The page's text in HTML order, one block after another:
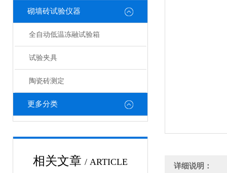
砌墙砖试验仪器
全自动低温冻融试验箱
试验夹具
陶瓷砖测定
更多分类
相关文章 / ARTICLE 详细说明：